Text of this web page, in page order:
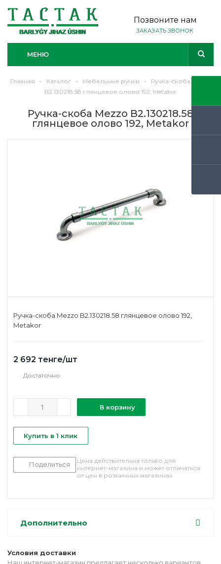
Позвоните нам
ЗАКАЗАТЬ ЗВОНОК
МЕНЮ
Главная - Каталог - Мебельные ручки -
Ручка-скоба Mezzo
B2.130218.58 глянцевое олово 192, Metakor
Ручка-скоба Mezzo B2.130218.58
глянцевое олово 192, Metakor
Ручка-скоба Mezzo B2.130218.58 глянцевое олово 192,
Metakor
2 692 тенге/шт
Достаточно
В корзину
Купить в 1 клик
Поделиться
Цена действительна только для
интернет-магазина и может отличаться
от цен в розничных магазинах
Дополнительно
Условия доставки